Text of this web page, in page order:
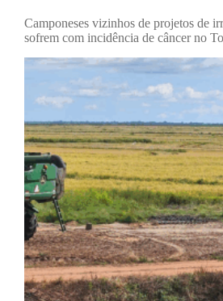
Camponeses vizinhos de projetos de
sofrem com incidência de câncer no